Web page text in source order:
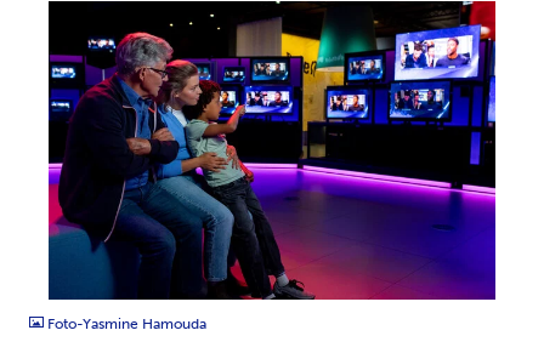
Foto-Yasmine Hamouda